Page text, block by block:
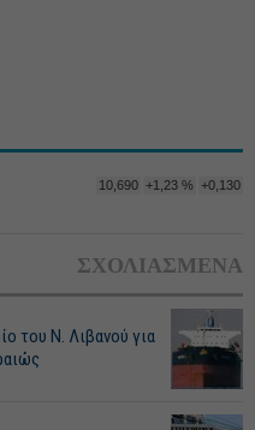
10,690 +1,23 % +0,130
ΣΧΟΛΙΑΣΜΕΝΑ
του Ν. Λιβανού για